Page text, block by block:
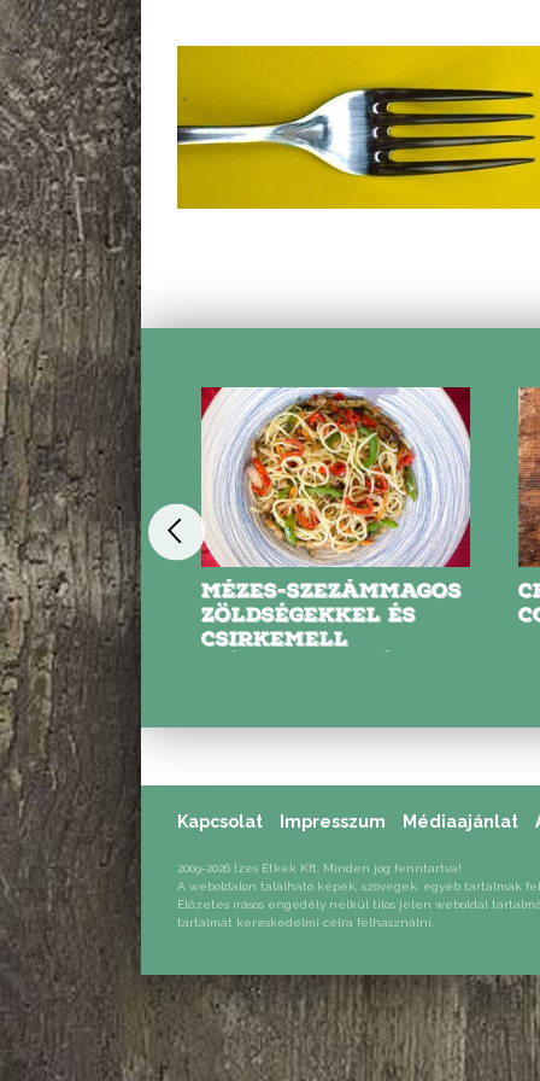
MÉZES-SZEZÁMMAGOS
ZÖLDSÉGEKKEL ÉS
CSIRKEMELL
CSÍKOKKAL PIRÍTOTT
SPAGETTI
CHILIS-BABOS
COPFOCSKA
Kapcsolat Impresszum Médiaajánlat
2009-2026 Ízes Étkek Kft. Minden jog fenntartva!
A weboldalon található képek, szövegek, egyéb tartalmak
Előzetes írásos engedély nélkül tilos jelen weboldal
tartalmát kereskedelmi célra felhasználni.